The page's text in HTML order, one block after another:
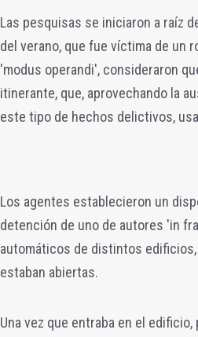
Las pesquisas se iniciaron a raíz
del verano, que fue víctima de un
'modus operandi', consideraron
itinerante, que, aprovechando la
este tipo de hechos delictivos,
Los agentes establecieron un
detención de uno de autores 'in
automáticos de distintos edificios,
estaban abiertas.
Una vez que entraba en el